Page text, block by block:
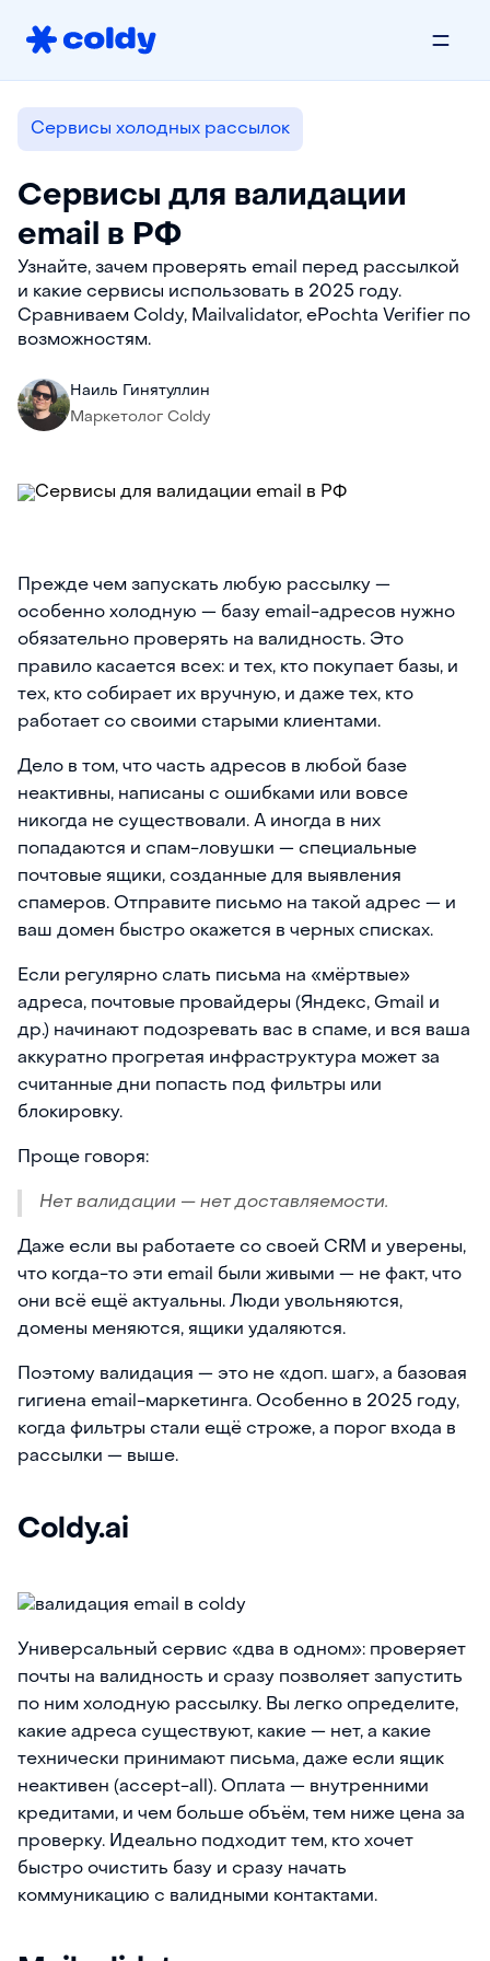
Сервисы холодных рассылок
Сервисы для валидации
email в РФ
Узнайте, зачем проверять email перед рассылкой
и какие сервисы использовать в 2025 году.
Сравниваем Coldy, Mailvalidator, ePochta Verifier по
возможностям.
Наиль Гинятуллин
Маркетолог Coldy
Прежде чем запускать любую рассылку —
особенно холодную — базу email-адресов нужно
обязательно проверять на валидность. Это
правило касается всех: и тех, кто покупает базы, и
тех, кто собирает их вручную, и даже тех, кто
работает со своими старыми клиентами.
Дело в том, что часть адресов в любой базе
неактивны, написаны с ошибками или вовсе
никогда не существовали. А иногда в них
попадаются и спам-ловушки — специальные
почтовые ящики, созданные для выявления
спамеров. Отправите письмо на такой адрес — и
ваш домен быстро окажется в черных списках.
Если регулярно слать письма на «мёртвые»
адреса, почтовые провайдеры (Яндекс, Gmail и
др.) начинают подозревать вас в спаме, и вся ваша
аккуратно прогретая инфраструктура может за
считанные дни попасть под фильтры или
блокировку.
Проще говоря:
Нет валидации — нет доставляемости.
Даже если вы работаете со своей CRM и уверены,
что когда-то эти email были живыми — не факт, что
они всё ещё актуальны. Люди увольняются,
домены меняются, ящики удаляются.
Поэтому валидация — это не «доп. шаг», а базовая
гигиена email-маркетинга. Особенно в 2025 году,
когда фильтры стали ещё строже, а порог входа в
рассылки — выше.
Coldy.ai
Универсальный сервис «два в одном»: проверяет
почты на валидность и сразу позволяет запустить
по ним холодную рассылку. Вы легко определите,
какие адреса существуют, какие — нет, а какие
технически принимают письма, даже если ящик
неактивен (accept-all). Оплата — внутренними
кредитами, и чем больше объём, тем ниже цена за
проверку. Идеально подходит тем, кто хочет
быстро очистить базу и сразу начать
коммуникацию с валидными контактами.